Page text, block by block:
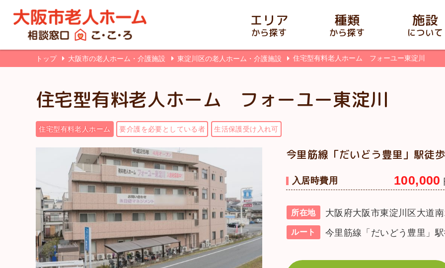
エリア
から探す
種類
から探す
施設
について
トップ 大阪市の老人ホーム・介護施設 東淀川区の老人ホーム・介護施設 住宅型有料老人ホーム フォーユー東淀川
住宅型有料老人ホーム フォーユー東淀川
住宅型有料老人ホーム 要介護を必要としている者 生活保護受け入れ可
今里筋線「だいどう豊里」駅徒
入居時費用 100,000
所在地 大阪府大阪市東淀川区大道
ルート 今里筋線「だいどう豊里」